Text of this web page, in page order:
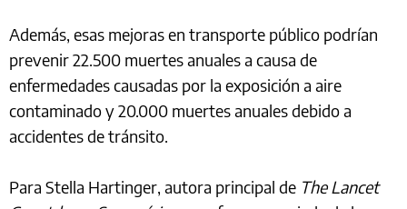
Además, esas mejoras en transporte público podrían
prevenir 22.500 muertes anuales a causa de
enfermedades causadas por la exposición a aire
contaminado y 20.000 muertes anuales debido a
accidentes de tránsito.
Para Stella Hartinger, autora principal de The Lancet